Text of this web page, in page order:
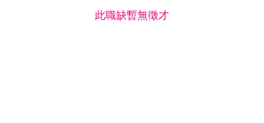
此職缺暫無徵才